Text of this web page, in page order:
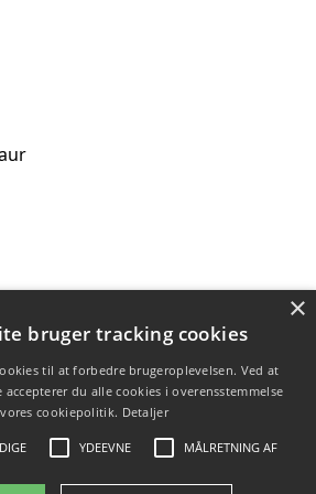
×
bruger tracking cookies
til at forbedre brugeroplevelsen. Ved at
accepterer du alle cookies i overensstemmelse
cookiepolitik. Detaljer
YDEEVNE MÅLRETNING AF